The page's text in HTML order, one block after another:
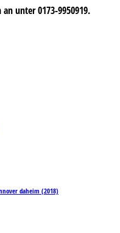
unter 0173-9950919.
daheim (2018)